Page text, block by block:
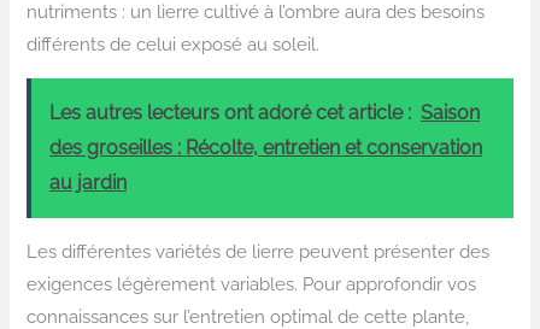
nutriments : un lierre cultivé à l’ombre aura des besoins
différents de celui exposé au soleil.
Les autres lecteurs ont adoré cet article : Saison
des groseilles : Récolte, entretien et conservation
au jardin
Les différentes variétés de lierre peuvent présenter des
exigences légèrement variables. Pour approfondir vos
connaissances sur l’entretien optimal de cette plante,